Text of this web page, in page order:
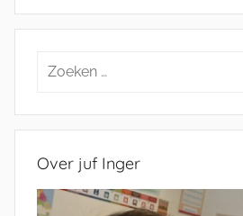
Zoeken
Over juf Inger